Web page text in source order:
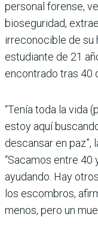
personal forense,
bioseguridad,
irreconocible de su
estudiante de 21
encontrado tras 40
“Tenía toda la vida
estoy aquí
descansar en paz”,
“Sacamos entre 40
ayudando. Hay
los escombros,
menos, pero un